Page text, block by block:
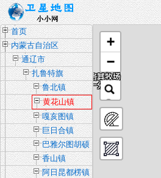
首页
内蒙古自治区
通辽市
扎鲁特旗
鲁北镇
黄花山镇
嘎亥图镇
巨日合镇
巴雅尔图胡硕
镇
香山镇
阿日昆都楞镇
+
−